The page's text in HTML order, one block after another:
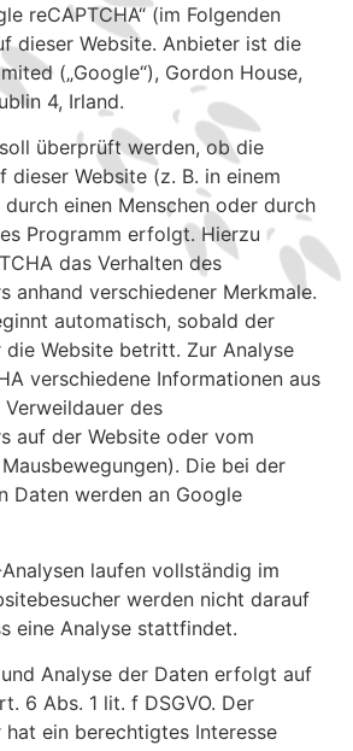
reCAPTCHA“ (im Folgenden
dieser Website. Anbieter ist die
(„Google“), Gordon House,
4, Irland.
überprüft werden, ob die
dieser Website (z. B. in einem
einen Menschen oder durch
Programm erfolgt. Hierzu
das Verhalten des
anhand verschiedener Merkmale.
automatisch, sobald der
die Website betritt. Zur Analyse
verschiedene Informationen aus
Verweildauer des
auf der Website oder vom
Die bei der
Daten werden an Google
laufen vollständig im
werden nicht darauf
eine Analyse stattfindet.
Analyse der Daten erfolgt auf
6 Abs. 1 lit. f DSGVO. Der
ein berechtigtes Interesse